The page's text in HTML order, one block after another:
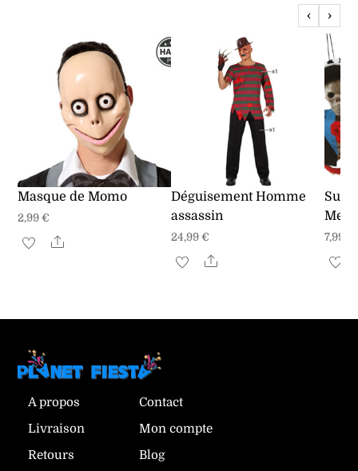
‹ ›
Masque de Momo
2,99€
Share
Déguisement Homme
assassin
24,99€
Ce
être
Share
7,99
A propos
Livraison
Retours
Contact
Mon compte
Blog